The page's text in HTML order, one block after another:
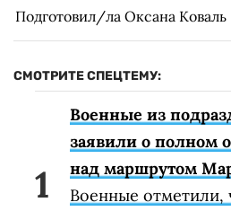
Подготовил/ла Оксана Коваль
СМОТРИТЕ СПЕЦТЕМУ:
Военные из
заявили о полном
над маршрутом
Военные отметили,